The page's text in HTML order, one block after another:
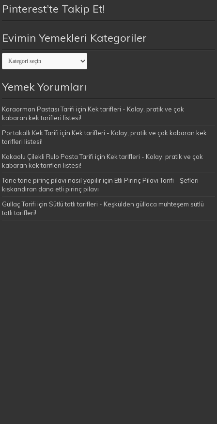
Pinterest’te Takip Et!
Evimin Yemekleri Kategoriler
Evimin
Yemekleri
Kategoriler
Yemek Yorumları
Karaorman Pastası Tarifi için Kek tarifleri - Kolay, pratik ve çok
kabaran kek tarifleri listesi!
Portakallı Kek Tarifi için Kek tarifleri - Kolay, pratik ve çok kabaran kek
tarifleri listesi!
Kakaolu Çilekli Rulo Pasta Tarifi için Kek tarifleri - Kolay, pratik ve çok
kabaran kek tarifleri listesi!
Tane tane pirinç pilavı nasıl yapılır için Etli Pirinç Pilavı Tarifi - Şefleri
kıskandıran dana etli pirinç pilavı
Güllaç Tarifi için Sütlü tatlı tarifleri - Keşkülden güllaca muhteşem sütlü
tatlı tarifleri!